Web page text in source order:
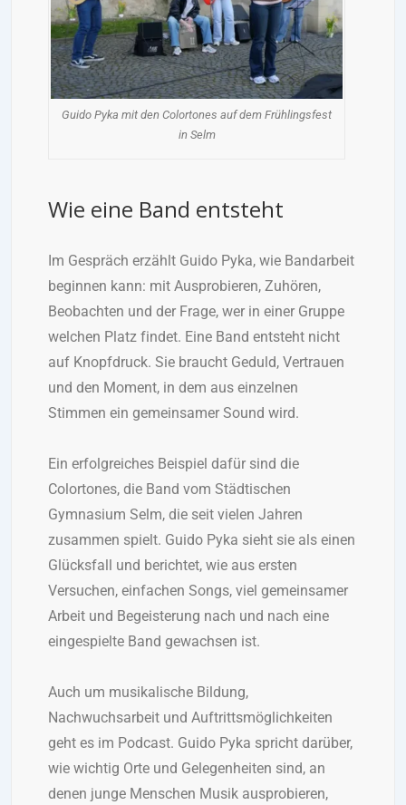
Guido Pyka mit den Colortones auf dem Frühlingsfest
in Selm
Wie eine Band entsteht
Im Gespräch erzählt Guido Pyka, wie Bandarbeit
beginnen kann: mit Ausprobieren, Zuhören,
Beobachten und der Frage, wer in einer Gruppe
welchen Platz findet. Eine Band entsteht nicht
auf Knopfdruck. Sie braucht Geduld, Vertrauen
und den Moment, in dem aus einzelnen
Stimmen ein gemeinsamer Sound wird.
Ein erfolgreiches Beispiel dafür sind die
Colortones, die Band vom Städtischen
Gymnasium Selm, die seit vielen Jahren
zusammen spielt. Guido Pyka sieht sie als einen
Glücksfall und berichtet, wie aus ersten
Versuchen, einfachen Songs, viel gemeinsamer
Arbeit und Begeisterung nach und nach eine
eingespielte Band gewachsen ist.
Auch um musikalische Bildung,
Nachwuchsarbeit und Auftrittsmöglichkeiten
geht es im Podcast. Guido Pyka spricht darüber,
wie wichtig Orte und Gelegenheiten sind, an
denen junge Menschen Musik ausprobieren,